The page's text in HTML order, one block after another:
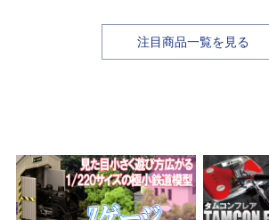
注目商品一覧を見る